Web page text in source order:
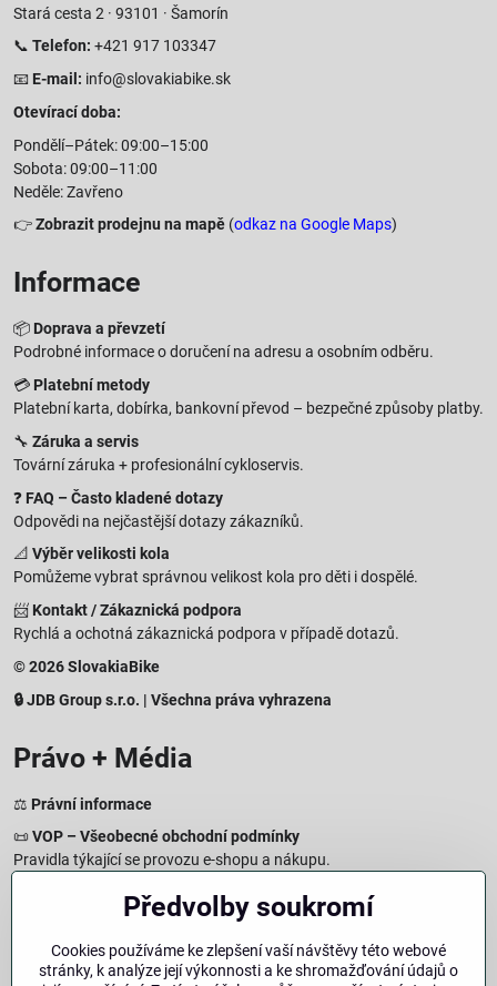
Stará cesta 2 · 93101 · Šamorín
📞 Telefon: +421 917 103347
📧 E-mail: info@slovakiabike.sk
Otevírací doba:
Pondělí–Pátek: 09:00–15:00
Sobota: 09:00–11:00
Neděle: Zavřeno
👉Zobrazit prodejnu na mapě (odkaz na Google Maps)
Informace
📦 Doprava a převzetí
Podrobné informace o doručení na adresu a osobním odběru.
💳 Platební metody
Platební karta, dobírka, bankovní převod – bezpečné způsoby platby.
🔧 Záruka a servis
Tovární záruka + profesionální cykloservis.
❓ FAQ – Často kladené dotazy
Odpovědi na nejčastější dotazy zákazníků.
📐 Výběr velikosti kola
Pomůžeme vybrat správnou velikost kola pro děti i dospělé.
📨 Kontakt / Zákaznická podpora
Rychlá a ochotná zákaznická podpora v případě dotazů.
© 2026 SlovakiaBike
🔒 JDB Group s.r.o. | Všechna práva vyhrazena
Právo + Média
⚖️ Právní informace
📜VOP – Všeobecné obchodní podmínky
Pravidla týkající se provozu e-shopu a nákupu.
Zásady zpracování osobních údajů
Jak chráníme a zpracováváme vaše osobní údaje.
Informace o cookies
Informace o používaných cookies a zpracování údajů na webu.
Předvolby soukromí
Cookies používáme ke zlepšení vaší návštěvy této webové
stránky, k analýze její výkonnosti a ke shromažďování údajů o